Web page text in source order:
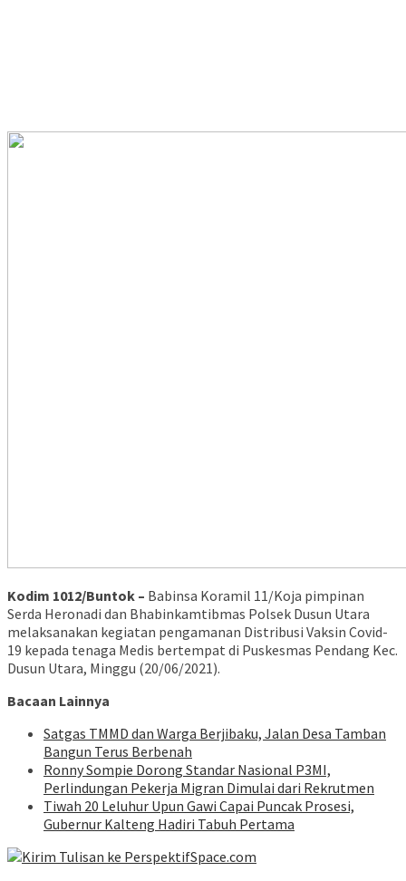
Kodim 1012/Buntok – Babinsa Koramil 11/Koja pimpinan
Serda Heronadi dan Bhabinkamtibmas Polsek Dusun Utara
melaksanakan kegiatan pengamanan Distribusi Vaksin Covid-
19 kepada tenaga Medis bertempat di Puskesmas Pendang Kec.
Dusun Utara, Minggu (20/06/2021).
Bacaan Lainnya
Satgas TMMD dan Warga Berjibaku, Jalan Desa Tamban
Bangun Terus Berbenah
Ronny Sompie Dorong Standar Nasional P3MI,
Perlindungan Pekerja Migran Dimulai dari Rekrutmen
Tiwah 20 Leluhur Upun Gawi Capai Puncak Prosesi,
Gubernur Kalteng Hadiri Tabuh Pertama